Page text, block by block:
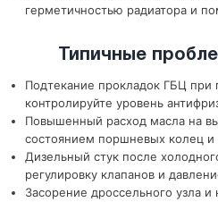
герметичностью радиатора и
Типичные
Подтекание прокладок ГБЦ при
контролируйте уровень
Повышенный расход масла на
состоянием поршневых колец и
Дизельный стук после
регулировку клапанов и
Засорение дроссельного узла и